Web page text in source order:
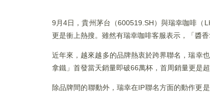
9月4日，貴州茅台（600519.SH）與瑞幸咖啡（
更是衝上熱搜。雖然有瑞幸咖啡客服表示，「醬
近年來，越來越多的品牌熱衷於跨界聯名，瑞幸
拿鐵」首發當天銷量即破66萬杯，首周銷量更是超
除品牌間的聯動外，瑞幸在IP聯名方面的動作更